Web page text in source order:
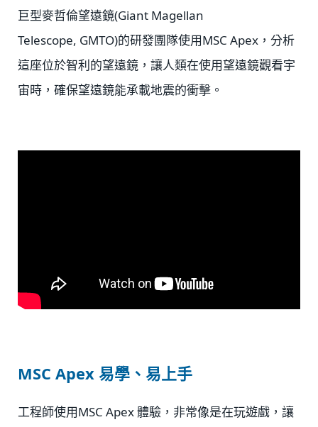
巨型麥哲倫望遠鏡(Giant Magellan
Telescope, GMTO)的研發團隊使用MSC Apex，分析
這座位於智利的望遠鏡，讓人類在使用望遠鏡觀看宇
宙時，確保望遠鏡能承載地震的衝擊。
MSC Apex 易學、易上手
工程師使用MSC Apex 體驗，非常像是在玩遊戲，讓